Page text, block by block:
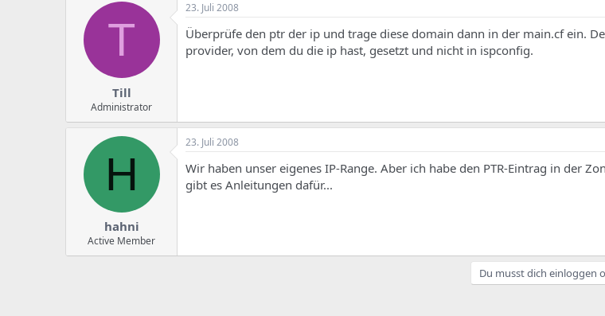
T
Till
Administrator
23. Juli 2008
Überprüfe den ptr der ip und trage diese domain dann in der main.cf ein.
provider, von dem du die ip hast, gesetzt und nicht in ispconfig.
H
hahni
Active Member
23. Juli 2008
Wir haben unser eigenes IP-Range. Aber ich habe den PTR-Eintrag in der
gibt es Anleitungen dafür...
Du musst dich einloggen